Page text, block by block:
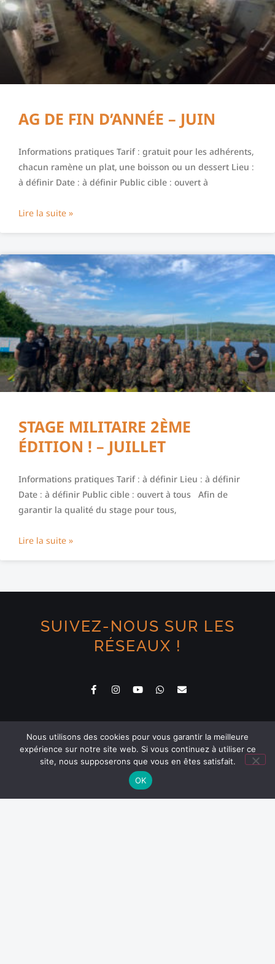
AG DE FIN D’ANNÉE – JUIN
Informations pratiques Tarif : gratuit pour les adhérents,
chacun ramène un plat, une boisson ou un dessert Lieu :
à définir Date : à définir Public cible : ouvert à
Lire la suite »
STAGE MILITAIRE 2ÈME
ÉDITION ! – JUILLET
Informations pratiques Tarif : à définir Lieu : à définir
Date : à définir Public cible : ouvert à tous Afin de
garantir la qualité du stage pour tous,
Lire la suite »
SUIVEZ-NOUS SUR LES
RÉSEAUX !
Nos disciplines
Boxe thaï
Tai Chi et Qi Gong
Nous utilisons des cookies pour vous garantir la meilleure
expérience sur notre site web. Si vous continuez à utiliser ce
site, nous supposerons que vous en êtes satisfait.
OK